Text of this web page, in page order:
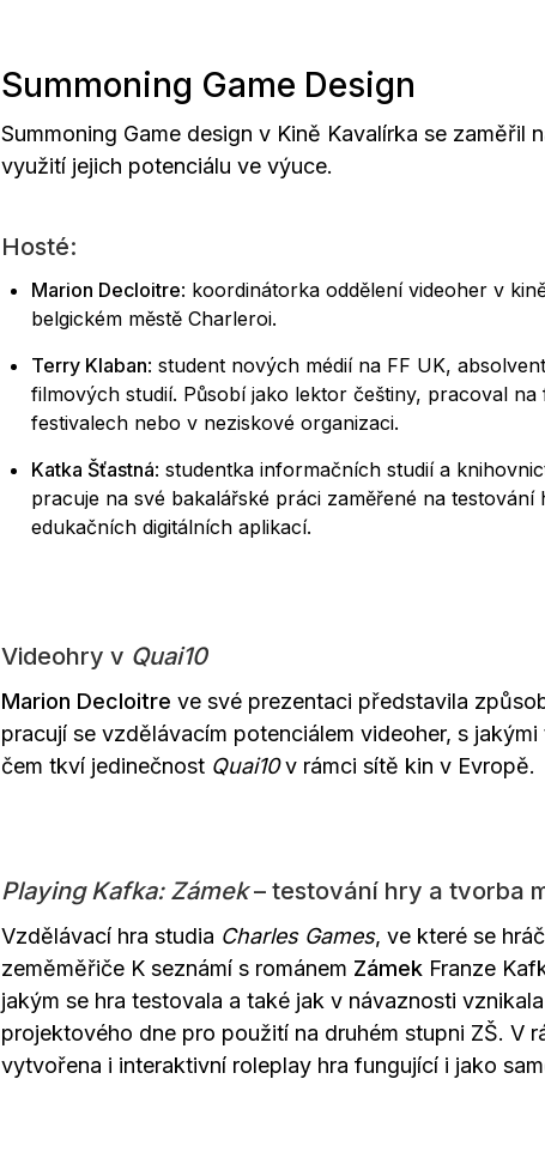
Summoning Game Design
Summoning Game design v Kině Kavalírka se zaměřil
využití jejich potenciálu ve výuce.
Hosté:
Marion Decloitre: koordinátorka oddělení videoher v
belgickém městě Charleroi.
Terry Klaban: student nových médií na FF UK,
filmových studií. Působí jako lektor češtiny, pracoval na
festivalech nebo v neziskové organizaci.
Katka Šťastná: studentka informačních studií a
pracuje na své bakalářské práci zaměřené na
edukačních digitálních aplikací.
Videohry v Quai10
Marion Decloitre ve své prezentaci představila
pracují se vzdělávacím potenciálem videoher, s
čem tkví jedinečnost Quai10v rámci sítě kin v Evropě.
Playing Kafka: Zámek– testování hry a tvorba
Vzdělávací hra studia Charles Games, ve které se
zeměměřiče K seznámí s románem Zámek Franze
jakým se hra testovala a také jak v návaznosti
projektového dne pro použití na druhém stupni ZŠ. V
vytvořena i interaktivní roleplay hra fungující i jako